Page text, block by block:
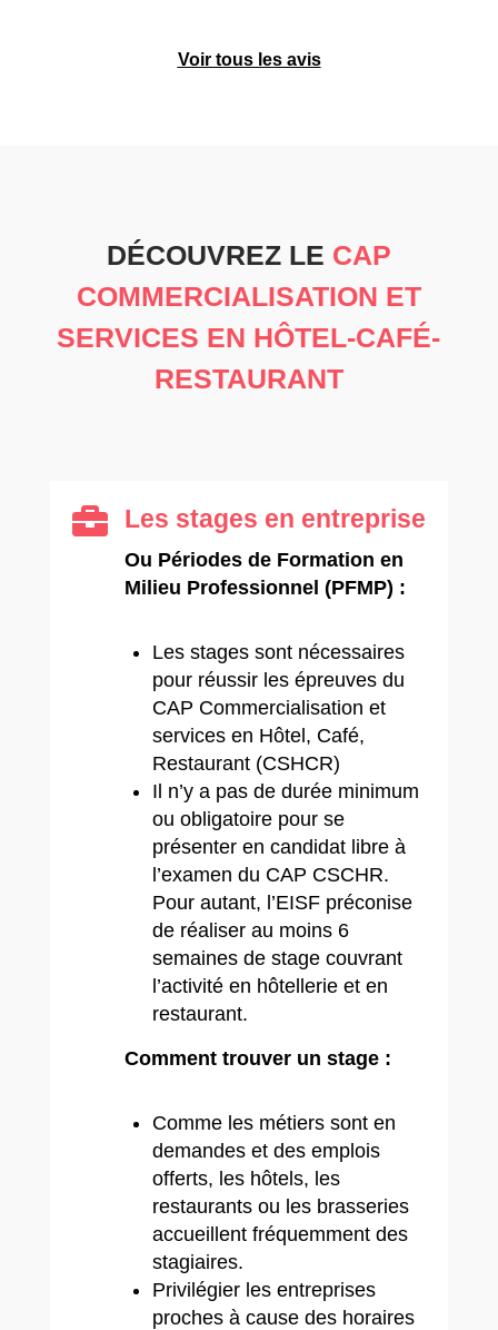
Voir tous les avis
DÉCOUVREZ LE CAP
COMMERCIALISATION ET
SERVICES EN HÔTEL-CAFÉ-
RESTAURANT
 Les stages en entreprise
Ou Périodes de Formation en
Milieu Professionnel (PFMP) :
Les stages sont nécessaires
pour réussir les épreuves du
CAP Commercialisation et
services en Hôtel, Café,
Restaurant (CSHCR)
Il n’y a pas de durée minimum
ou obligatoire pour se
présenter en candidat libre à
l’examen du CAP CSCHR.
Pour autant, l’EISF préconise
de réaliser au moins 6
semaines de stage couvrant
l’activité en hôtellerie et en
restaurant.
Comment trouver un stage :
Comme les métiers sont en
demandes et des emplois
offerts, les hôtels, les
restaurants ou les brasseries
accueillent fréquemment des
stagiaires.
Privilégier les entreprises
proches à cause des horaires